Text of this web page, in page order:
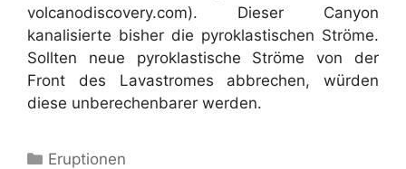
volcanodiscovery.com). Dieser Canyon
kanalisierte bisher die pyroklastischen Ströme.
Sollten neue pyroklastische Ströme von der
Front des Lavastromes abbrechen, würden
diese unberechenbarer werden.
Kategorien
Eruptionen